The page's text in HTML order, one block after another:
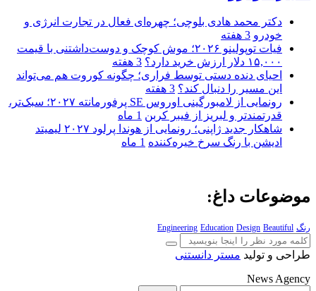
دکتر محمد هادی بلوچی؛ چهره‌ای فعال در تجارت انرژی و
خودرو 3 هفته
فیات توپولینو ۲۰۲۶؛ موش کوچک و دوست‌داشتنی با قیمت
۱۵,۰۰۰ دلار ارزش خرید دارد؟
3 هفته
احیای دنده دستی توسط فراری؛ چگونه کوروت هم می‌تواند
این مسیر را دنبال کند؟ 3 هفته
رونمایی از لامبورگینی اوروس SE پرفورمانته ۲۰۲۷؛ سبک‌تر،
قدرتمندتر و لبریز از فیبر کربن 1 ماه
شاهکار جدید ژاپنی؛ رونمایی از هوندا پرلود ۲۰۲۷ لیمیتد
ادیشن با رنگ سرخ خیره‌کننده 1 ماه
موضوعات داغ:
رنگ Engineering Education Design Beautiful
طراحی و تولید مستر دانستنی
News Agency